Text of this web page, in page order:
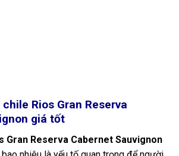
Rios Gran Reserva
giá tốt
Gran Reserva Cabernet Sauvignon